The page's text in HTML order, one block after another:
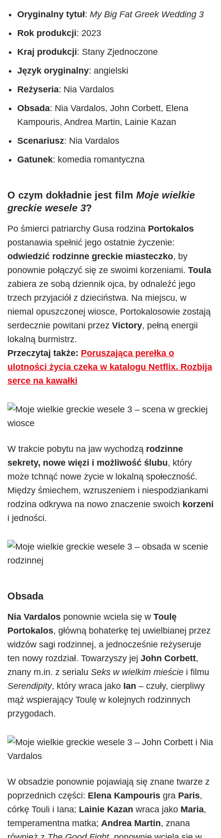
Oryginalny tytuł: My Big Fat Greek Wedding 3
Rok produkcji: 2023
Kraj produkcji: Stany Zjednoczone
Język oryginalny: angielski
Reżyseria: Nia Vardalos
Obsada: Nia Vardalos, John Corbett, Elena
Kampouris, Andrea Martin, Lainie Kazan
Scenariusz: Nia Vardalos
Gatunek: komedia romantyczna
O czym dokładnie jest film Moje wielkie
greckie wesele 3?
Po śmierci patriarchy Gusa rodzina Portokalos
postanawia spełnić jego ostatnie życzenie:
odwiedzić rodzinne greckie miasteczko, by
ponownie połączyć się ze swoimi korzeniami. Toula
zabiera ze sobą dziennik ojca, by odnaleźć jego
trzech przyjaciół z dzieciństwa. Na miejscu, w
niemal opuszczonej wiosce, Portokalosowie zostają
serdecznie powitani przez Victory, pełną energii
lokalną burmistrz.
Przeczytaj także: Poruszająca perełka o
ulotności życia czeka w katalogu Netflix. Rozbija
serce na kawałki
W trakcie pobytu na jaw wychodzą rodzinne
sekrety, nowe więzi i możliwość ślubu, który
może tchnąć nowe życie w lokalną społeczność.
Między śmiechem, wzruszeniem i niespodziankami
rodzina odkrywa na nowo znaczenie swoich korzeni
i jedności.​
Obsada
Nia Vardalos ponownie wciela się w Toulę
Portokalos, główną bohaterkę tej uwielbianej przez
widzów sagi rodzinnej, a jednocześnie reżyseruje
ten nowy rozdział. Towarzyszy jej John Corbett,
znany m.in. z serialu Seks w wielkim mieście i filmu
Serendipity, który wraca jako Ian – czuły, cierpliwy
mąż wspierający Toulę w kolejnych rodzinnych
przygodach.
W obsadzie ponownie pojawiają się znane twarze z
poprzednich części: Elena Kampouris gra Paris,
córkę Touli i Iana; Lainie Kazan wraca jako Maria,
temperamentna matka; Andrea Martin, znana